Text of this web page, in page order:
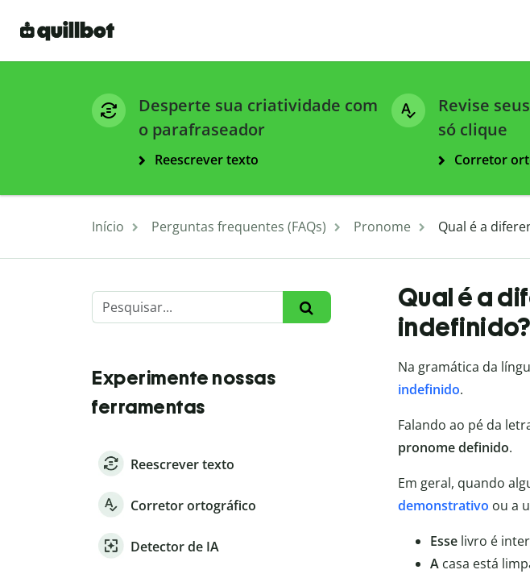
Desperte sua criatividade com
o parafraseador
Reescrever texto
Revise
só clique
Corretor
Início Perguntas frequentes (FAQs) Pronome Qual é a
Experimente nossas
ferramentas
Reescrever texto
Corretor ortográfico
Detector de IA
Qual é a
indefinido?
Na gramática da
indefinido.
Falando ao pé da
pronome definido.
Em geral, quando
demonstrativo ou a
Esselivro é
Acasa está